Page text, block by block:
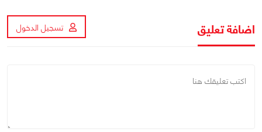
اضافة تعليق تسجيل الدخول